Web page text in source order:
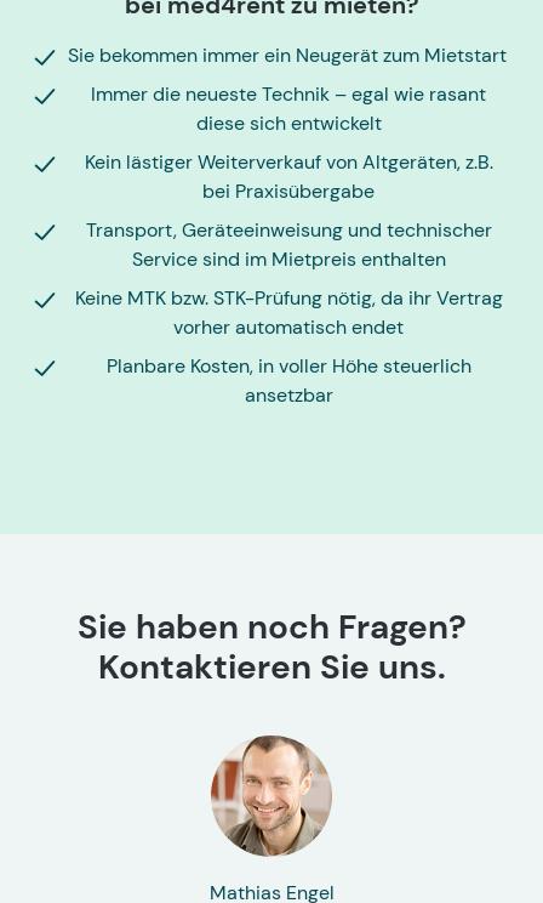
Sie bekommen immer ein Neugerät zum Mietstart
Immer die neueste Technik – egal wie rasant
diese sich entwickelt
Kein lästiger Weiterverkauf von Altgeräten, z.B.
bei Praxisübergabe
Transport, Geräteeinweisung und technischer
Service sind im Mietpreis enthalten
Keine MTK bzw. STK-Prüfung nötig, da ihr Vertrag
vorher automatisch endet
Planbare Kosten, in voller Höhe steuerlich
ansetzbar
Sie haben noch Fragen?
Kontaktieren Sie uns.
Mathias Engel